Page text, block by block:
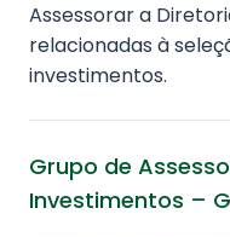
Assessorar a
relacionadas à
investimentos.
Grupo de
Investimentos –